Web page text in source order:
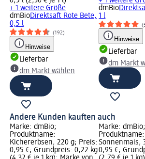
+ 1 weitere Größe
dmBioDirektsaft Rote Bete,
0,5 l
(192)
Hinweise
Lieferbar
dm Markt wählen
dmBio
1 l
Hinweise
Lieferbar
dm Markt
Andere Kunden kauften auch
Marke: dmBio;
Produktname:
Kichererbsen, 220 g; Preis:
0,95 €; Grundpreis: 0,22 kg
Marke: dmBio;
Produktname:
Sonnenmais,
0,95 €;